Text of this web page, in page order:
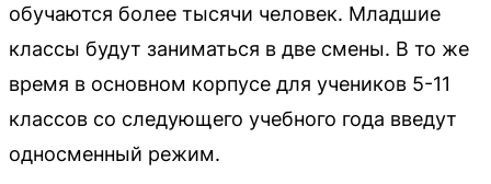
обучаются более тысячи человек. Младшие
классы будут заниматься в две смены. В то же
время в основном корпусе для учеников 5-11
классов со следующего учебного года введут
односменный режим.